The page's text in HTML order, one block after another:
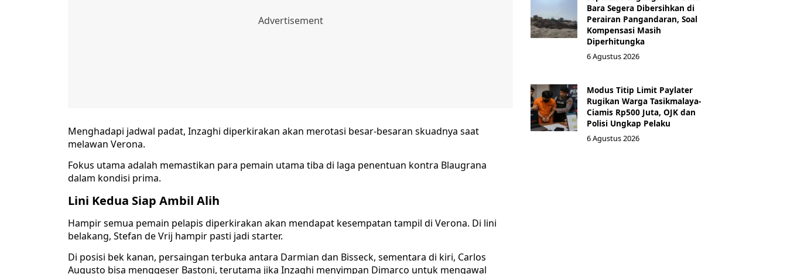
Menghadapi jadwal padat, Inzaghi diperkirakan akan merotasi besar-besaran skuadnya saat
melawan Verona.
Fokus utama adalah memastikan para pemain utama tiba di laga penentuan kontra Blaugrana
dalam kondisi prima.
Lini Kedua Siap Ambil Alih
Hampir semua pemain pelapis diperkirakan akan mendapat kesempatan tampil di Verona. Di lini
belakang, Stefan de Vrij hampir pasti jadi starter.
Di posisi bek kanan, persaingan terbuka antara Darmian dan Bisseck, sementara di kiri, Carlos
Augusto bisa menggeser Bastoni, terutama jika Inzaghi menyimpan Dimarco untuk mengawal
Bara Segera Dibersihkan di
Perairan Pangandaran, Soal
Kompensasi Masih
Diperhitungka
6 Agustus 2026
Modus Titip Limit Paylater
Rugikan Warga Tasikmalaya-
Ciamis Rp500 Juta, OJK dan
Polisi Ungkap Pelaku
6 Agustus 2026